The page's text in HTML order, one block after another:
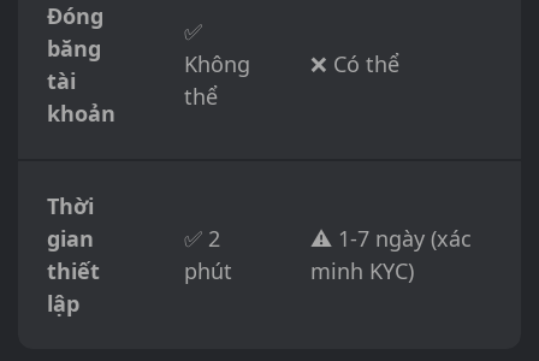
Đóng
băng
tài
khoản
✅
Không
thể
❌ Có thể
Thời
gian
thiết
lập
✅ 2
phút
⚠️ 1-7 ngày (xác
minh KYC)